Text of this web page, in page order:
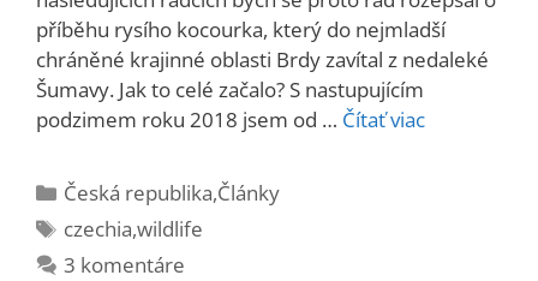
příběhu rysího kocourka, který do nejmladší
chráněné krajinné oblasti Brdy zavítal z nedaleké
Šumavy. Jak to celé začalo? S nastupujícím
podzimem roku 2018 jsem od … Čítať viac
Kategórie
Česká republika,Články
Značky
czechia,wildlife
3 komentáre